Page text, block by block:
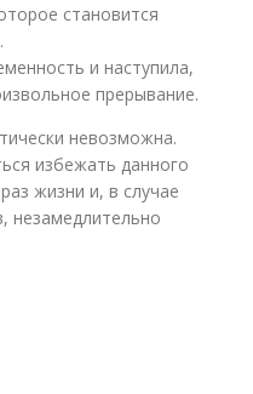
становится
и наступила,
прерывание.
невозможна.
избежать данного
жизни и, в случае
незамедлительно